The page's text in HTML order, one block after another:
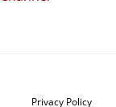
Privacy Policy